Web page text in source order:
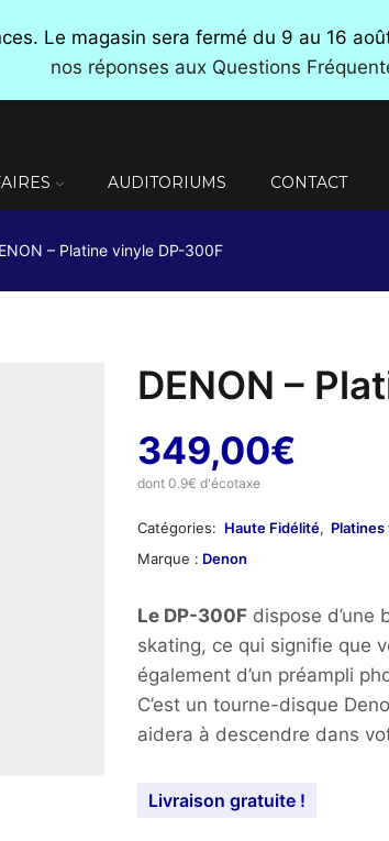
Le magasin sera fermé du 9 au 16
nos réponses aux Questions
AUDITORIUMS CONTACT
– Platine vinyle DP-300F
DENON –
349,00€
dont 0.9€ d'écotaxe
Catégories: Haute Fidélité, Platines
Marque : Denon
Le DP-300F dispose d’une
skating, ce qui signifie que
également d’un préampli
C’est un tourne-disque
aidera à descendre dans
Livraison gratuite !